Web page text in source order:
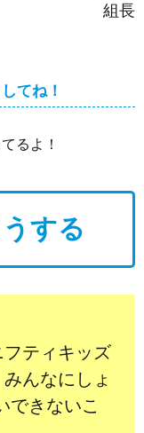
組長
てね！
るよ！
する
ティキッズ
んなにしょ
できないこ